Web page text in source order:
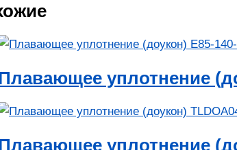
уплотнение
уплотнение